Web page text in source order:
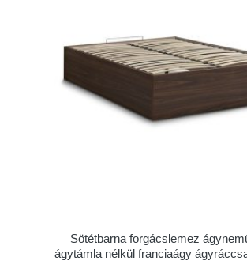
Sötétbarna forgácslemez
ágytámla nélkül franciaágy